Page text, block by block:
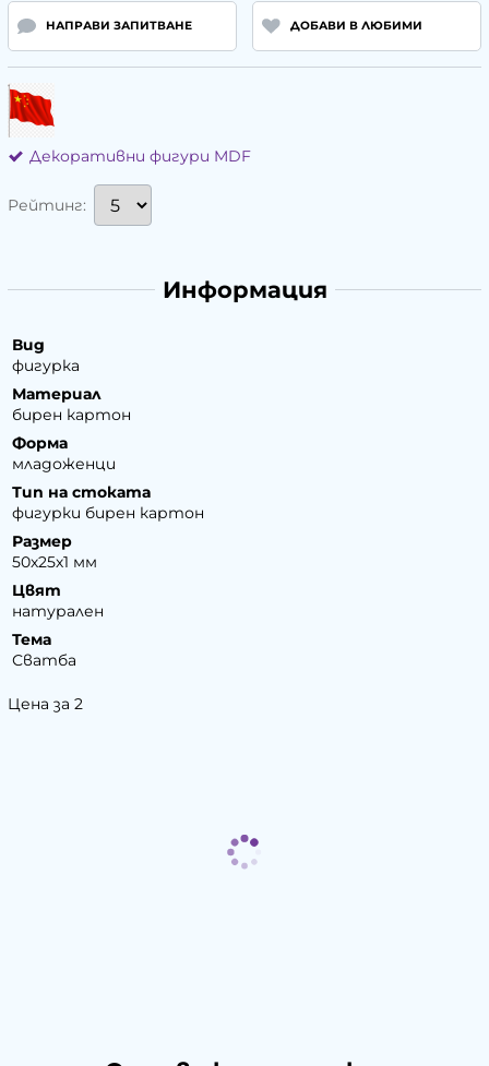
НАПРАВИ ЗАПИТВАНЕ ДОБАВИ В ЛЮБИМИ
Декоративни фигури MDF
Рейтинг:
Информация
Вид
фигурка
Материал
бирен картон
Форма
младоженци
Тип на стоката
фигурки бирен картон
Размер
50х25х1 мм
Цвят
натурален
Тема
Сватба
Цена за 2